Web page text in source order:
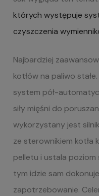
których występuje
czyszczenia
Najbardziej
kotłów na paliwo
system pół-
siły mięśni do
wykorzystany jest
ze sterownikiem kotła
pelletu i ustala poziom
tym idzie sam
zapotrzebowanie.